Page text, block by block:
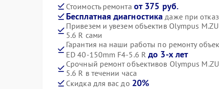
Стоимость ремонта от 375 руб.
Бесплатная диагностика даже при
Привезем и увезем объектив Olympus
5.6 R сами
Гарантия на наши работы по ремонту
ED 40-150mm F4-5.6 Rдо 3-х лет
Срочный ремонт объективов Olympus
5.6 R в течении часа
Скидка для вас до 20%